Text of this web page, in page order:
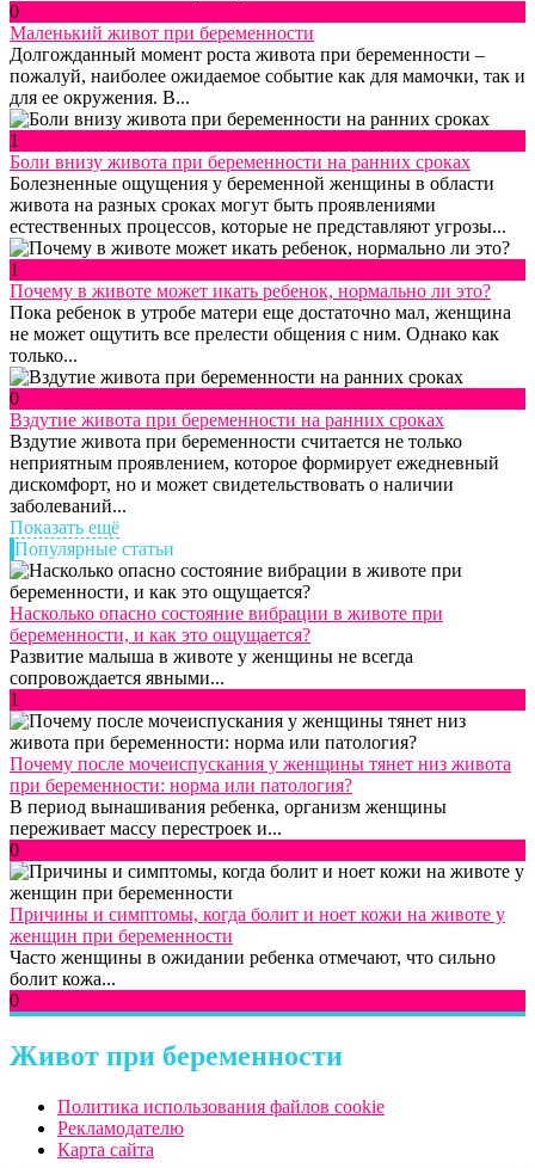
0
Маленький живот при беременности
Долгожданный момент роста живота при беременности –
пожалуй, наиболее ожидаемое событие как для мамочки, так и
для ее окружения. В...
1
Боли внизу живота при беременности на ранних сроках
Болезненные ощущения у беременной женщины в области
живота на разных сроках могут быть проявлениями
естественных процессов, которые не представляют угрозы...
1
Почему в животе может икать ребенок, нормально ли это?
Пока ребенок в утробе матери еще достаточно мал, женщина
не может ощутить все прелести общения с ним. Однако как
только...
0
Вздутие живота при беременности на ранних сроках
Вздутие живота при беременности считается не только
неприятным проявлением, которое формирует ежедневный
дискомфорт, но и может свидетельствовать о наличии
заболеваний...
Показать ещё
Популярные статьи
Насколько опасно состояние вибрации в животе при
беременности, и как это ощущается?
Развитие малыша в животе у женщины не всегда
сопровождается явными...
1
Почему после мочеиспускания у женщины тянет низ живота
при беременности: норма или патология?
В период вынашивания ребенка, организм женщины
переживает массу перестроек и...
0
Причины и симптомы, когда болит и ноет кожи на животе у
женщин при беременности
Часто женщины в ожидании ребенка отмечают, что сильно
болит кожа...
0
Живот при беременности
Политика использования файлов cookie
Рекламодателю
Карта сайта